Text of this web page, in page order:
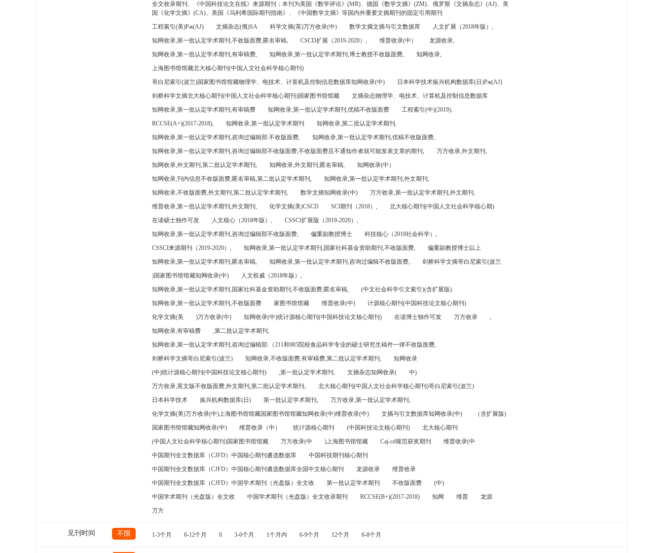
全文收录期刊、《中国科技论文在线》来源期刊；本刊为美国《数学评论》(MR)、德国《数学文摘》(ZM)、俄罗斯《文摘杂志》(AJ)、美
国《化学文摘》(CA)、美国《乌利希国际期刊指南》、《中国数学文摘》等国内外重要文摘期刊的固定引用期刊
工程索引(美)Pж(AJ)
文摘杂志(俄)SA 科学文摘(英)万方收录(中) 数学文摘文摘与引文数据库
人文扩展（2018年版）,
知网收录,第一批认定学术期刊,不收版面费,匿名审稿,
CSCD扩展（2019-2020）, 维普收录(中）
龙源收录,
知网收录,第一批认定学术期刊,有审稿费,
知网收录,第一批认定学术期刊,博士教授不收版面费,
知网收录,
上海图书馆馆藏北大核心期刊(中国人文社会科学核心期刊)
哥白尼索引(波兰)国家图书馆馆藏物理学、电技术、计算机及控制信息数据库知网收录(中)
日本科学技术振兴机构数据库(日)Pж(AJ)
剑桥科学文摘北大核心期刊(中国人文社会科学核心期刊)国家图书馆馆藏
文摘杂志物理学、电技术、计算机及控制信息数据库
知网收录,第一批认定学术期刊,有审稿费
知网收录,第一批认定学术期刊,优稿不收版面费
工程索引(中)(2019),
RCCSE(A+)(2017-2018),
知网收录,第一批认定学术期刊
知网收录,第二批认定学术期刊,
知网收录,第一批认定学术期刊,咨询过编辑部:不收版面费,
知网收录,第一批认定学术期刊,优稿不收版面费,
知网收录,第一批认定学术期刊,咨询过编辑部不收版面费,不收版面费且不通知作者就可能发表文章的期刊,
万方收录,外文期刊,
知网收录,外文期刊,第二批认定学术期刊,
知网收录,外文期刊,匿名审稿,
知网收录(中）
知网收录,刊内信息不收版面费,匿名审稿,第二批认定学术期刊,
知网收录,第一批认定学术期刊,外文期刊,
知网收录,不收版面费,外文期刊,第二批认定学术期刊,
数学文摘知网收录(中)
万方收录,第一批认定学术期刊,外文期刊,
维普收录,第一批认定学术期刊,外文期刊,
化学文摘(美)CSCD SCI期刊（2018）,
北大核心期刊(中国人文社会科学核心期)
在读硕士独作可发
人文核心（2018年版）,
CSSCI扩展版（2019-2020）,
知网收录,第一批认定学术期刊,咨询过编辑部不收版面费,
偏重副教授博士
科技核心（2018社会科学）,
CSSCI来源期刊（2019-2020）,
知网收录,第一批认定学术期刊,国家社科基金资助期刊,不收版面费,
偏重副教授博士以上
知网收录,第一批认定学术期刊,匿名审稿,
知网收录,第一批认定学术期刊,咨询过编辑不收版面费,
剑桥科学文摘哥白尼索引(波兰
)国家图书馆馆藏知网收录(中)
人文权威（2018年版）,
知网收录,第一批认定学术期刊,国家社科基金资助期刊,不收版面费,匿名审稿,
(中文社会科学引文索引)(含扩展版)
知网收录,第一批认定学术期刊,不收版面费
家图书馆馆藏 维普收录(中)
计源核心期刊(中国科技论文核心期刊)
化学文摘(美
)万方收录(中) 知网收录(中)统计源核心期刊(中国科技论文核心期刊) 在读博士独作可发 万方收录
,
知网收录,有审稿费
,第二批认定学术期刊,
知网收录,第一批认定学术期刊,咨询过编辑部:（211和985院校食品科学专业的硕士研究生稿件一律不收版面费,
剑桥科学文摘哥白尼索引(波兰)
知网收录,不收版面费,有审稿费,第二批认定学术期刊,
知网收录
(中)统计源核心期刊(中国科技论文核心期刊)
,第一批认定学术期刊, 文摘杂志知网收录(
中)
万方收录,英文版不收版面费,外文期刊,第二批认定学术期刊,
北大核心期刊(中国人文社会科学核心期刊)哥白尼索引(波兰)
日本科学技术
振兴机构数据库(日) 第一批认定学术期刊,
万方收录,第一批认定学术期刊,
化学文摘(美)万方收录(中)上海图书馆馆藏国家图书馆馆藏知网收录(中)维普收录(中)
文摘与引文数据库知网收录(中)
（含扩展版)
国家图书馆馆藏知网收录(中)
维普收录（中） 统计源核心期刊 (中国科技论文核心期刊)
北大核心期刊
(中国人文社会科学核心期刊)国家图书馆馆藏
万方收录(中 )上海图书馆馆藏 Caj-cd规范获奖期刊
维普收录(中
中国期刊全文数据库（CJFD）中国核心期刊遴选数据库
中国科技期刊核心期刊
中国期刊全文数据库（CJFD）中国核心期刊遴选数据库全国中文核心期刊
龙源收录
维普收录
中国期刊全文数据库（CJFD）中国学术期刊（光盘版）全文收
第一批认定学术期刊 不收版面费
(中)
中国学术期刊（光盘版）全文收
中国学术期刊（光盘版）全文收录期刊 RCCSE(B+)(2017-2018) 知网 维普
龙源
万方
见刊时间 不限 1-3个月 6-12个月 0 3-6个月 1个月内 6-9个月 12个月 6-8个月